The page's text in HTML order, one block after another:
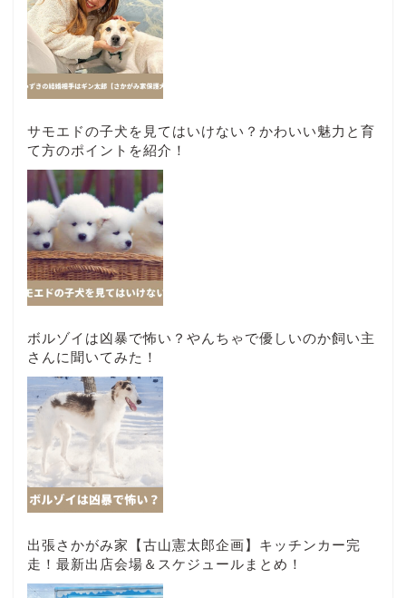
サモエドの子犬を見てはいけない？かわいい魅力と育
て方のポイントを紹介！
ボルゾイは凶暴で怖い？やんちゃで優しいのか飼い主
さんに聞いてみた！
出張さかがみ家【古山憲太郎企画】キッチンカー完
走！最新出店会場＆スケジュールまとめ！